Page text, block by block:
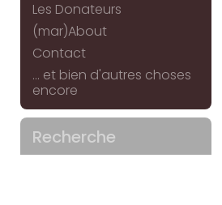
Les Donateurs
(mar)About
Contact
... et bien d'autres choses
encore
Recherche